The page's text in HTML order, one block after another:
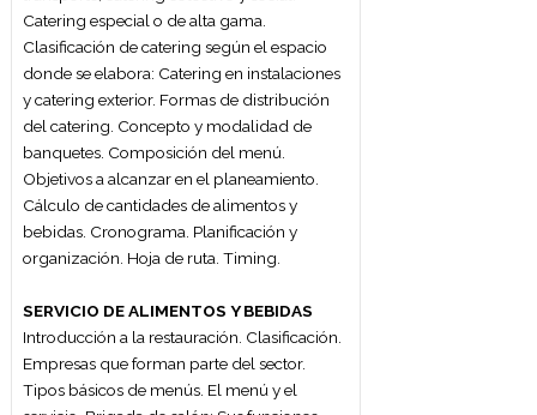
Características propias de un evento
corporativo: reuniones empresariales,
fiestas de fin de año, workshop, outdoor La
planificación de eventos sociales y
corporativos. Las etapas y sus tiempos: la
entrevista con el cliente, el desarrollo del
proyecto, la presentación de las propuestas
al cliente, el seguimiento del proceso
decisorio de aprobación, la aprobación
evento, el armado, el evento en sí mismo, el
desarme y las actividades post-evento.
Recursos humanos y técnicos necesarios.